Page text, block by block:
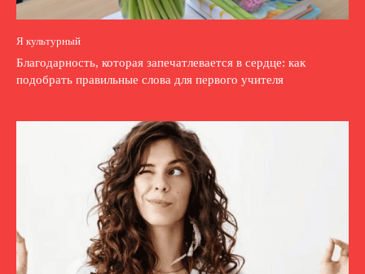
Я культурный
Благодарность, которая запечатлевается в сердце: как
подобрать правильные слова для первого учителя